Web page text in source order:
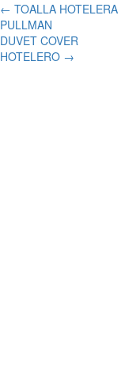
← TOALLA HOTELERA
PULLMAN
DUVET COVER
HOTELERO →